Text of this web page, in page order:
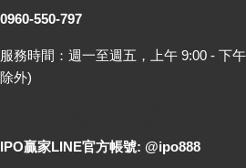
0960-550-797
服務時間：週一至週五，上午 9:00 - 下
除外)
IPO贏家LINE官方帳號: @ipo888